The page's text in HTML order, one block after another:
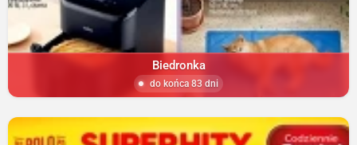
Biedronka
do końca 83 dni